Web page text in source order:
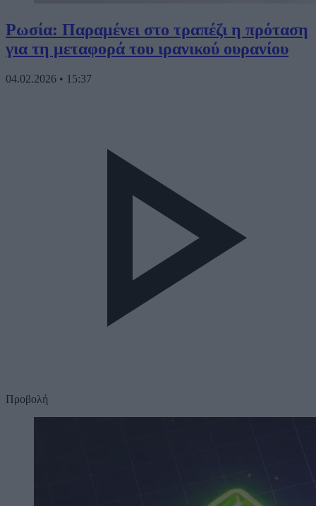
Ρωσία: Παραμένει στο τραπέζι η πρόταση
για τη μεταφορά του ιρανικού ουρανίου
04.02.2026 • 15:37
Προβολή